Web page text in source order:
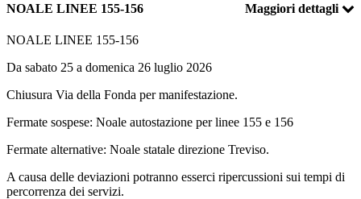
NOALE LINEE 155-156 Maggiori dettagli
NOALE LINEE 155-156
Da sabato 25 a domenica 26 luglio 2026
Chiusura Via della Fonda per manifestazione.
Fermate sospese: Noale autostazione per linee 155 e 156
Fermate alternative: Noale statale direzione Treviso.
A causa delle deviazioni potranno esserci ripercussioni sui tempi di
percorrenza dei servizi.